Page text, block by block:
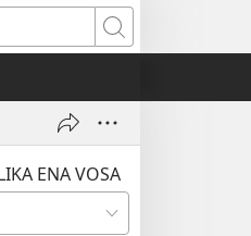
Vaqara
ENA VOSA